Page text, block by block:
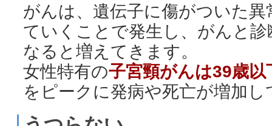
がんは、遺伝子に傷がついた
ていくことで発生し、がんと
なると増えてきます。
女性特有の子宮頸がんは39歳
をピークに発病や死亡が増加し